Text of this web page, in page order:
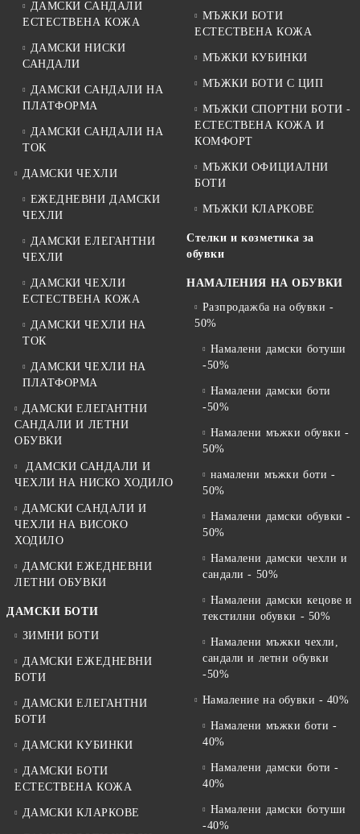
ДАМСКИ САНДАЛИ
ЕСТЕСТВЕНА КОЖА
ДАМСКИ НИСКИ
САНДАЛИ
ДАМСКИ САНДАЛИ НА
ПЛАТФОРМА
ДАМСКИ САНДАЛИ НА
ТОК
ДАМСКИ ЧЕХЛИ
ЕЖЕДНЕВНИ ДАМСКИ
ЧЕХЛИ
ДАМСКИ ЕЛЕГАНТНИ
ЧЕХЛИ
ДАМСКИ ЧЕХЛИ
ЕСТЕСТВЕНА КОЖА
ДАМСКИ ЧЕХЛИ НА
ТОК
ДАМСКИ ЧЕХЛИ НА
ПЛАТФОРМА
ДАМСКИ ЕЛЕГАНТНИ
САНДАЛИ И ЛЕТНИ
ОБУВКИ
ДАМСКИ САНДАЛИ И
ЧЕХЛИ НА НИСКО ХОДИЛО
ДАМСКИ САНДАЛИ И
ЧЕХЛИ НА ВИСОКО
ХОДИЛО
ДАМСКИ ЕЖЕДНЕВНИ
ЛЕТНИ ОБУВКИ
ДАМСКИ БОТИ
ЗИМНИ БОТИ
ДАМСКИ ЕЖЕДНЕВНИ
БОТИ
ДАМСКИ ЕЛЕГАНТНИ
БОТИ
ДАМСКИ КУБИНКИ
ДАМСКИ БОТИ
ЕСТЕСТВЕНА КОЖА
ДАМСКИ КЛАРКОВЕ
МЪЖКИ БОТИ
ЕСТЕСТВЕНА КОЖА
МЪЖКИ КУБИНКИ
МЪЖКИ БОТИ С ЦИП
МЪЖКИ СПОРТНИ БОТИ -
ЕСТЕСТВЕНА КОЖА И
КОМФОРТ
МЪЖКИ ОФИЦИАЛНИ
БОТИ
МЪЖКИ КЛАРКОВЕ
Стелки и козметика за
обувки
НАМАЛЕНИЯ НА ОБУВКИ
Разпродажба на обувки -
50%
Намалени дамски ботуши
-50%
Намалени дамски боти
-50%
Намалени мъжки обувки -
50%
намалени мъжки боти -
50%
Намалени дамски обувки -
50%
Намалени дамски чехли и
сандали - 50%
Намалени дамски кецове и
текстилни обувки - 50%
Намалени мъжки чехли,
сандали и летни обувки
-50%
Намаление на обувки - 40%
Намалени мъжки боти -
40%
Намалени дамски боти -
40%
Намалени дамски ботуши
-40%